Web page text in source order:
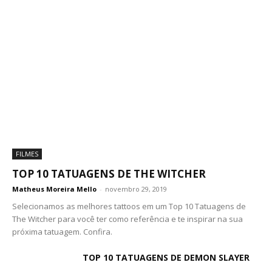
FILMES
TOP 10 TATUAGENS DE THE WITCHER
Matheus Moreira Mello - novembro 29, 2019
Selecionamos as melhores tattoos em um Top 10 Tatuagens de
The Witcher para você ter como referência e te inspirar na sua
próxima tatuagem. Confira.
TOP 10 TATUAGENS DE DEMON SLAYER